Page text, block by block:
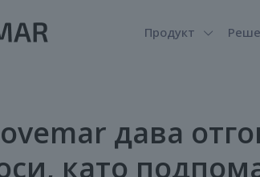
Продукт
дава
като